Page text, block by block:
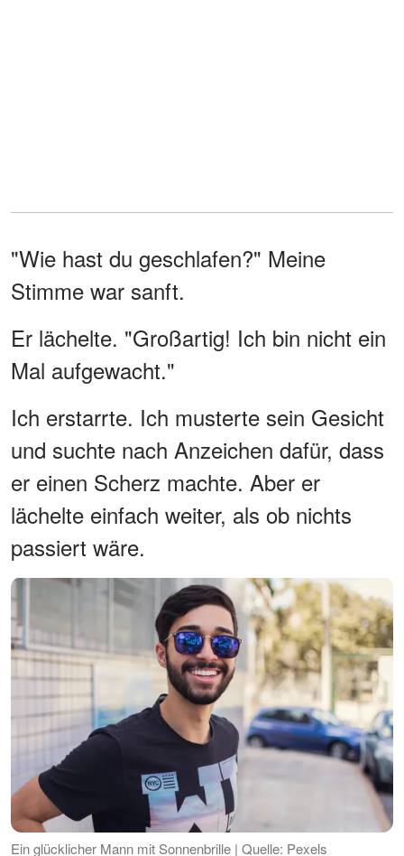
"Wie hast du geschlafen?" Meine
Stimme war sanft.
Er lächelte. "Großartig! Ich bin nicht ein
Mal aufgewacht."
Ich erstarrte. Ich musterte sein Gesicht
und suchte nach Anzeichen dafür, dass
er einen Scherz machte. Aber er
lächelte einfach weiter, als ob nichts
passiert wäre.
Ein glücklicher Mann mit Sonnenbrille | Quelle: Pexels